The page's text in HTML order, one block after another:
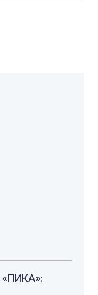
«ПИКА»: